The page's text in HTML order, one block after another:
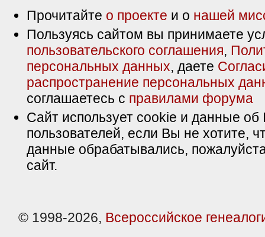
Прочитайте о проекте и о нашей
Пользуясь сайтом вы принимаете
пользовательского соглашения,
персональных данных, даете
распространение персональных
соглашаетесь с правилами форума
Сайт использует cookie и данные об
пользователей, если Вы не хотите,
данные обрабатывались,
сайт.
© 1998-2026, Всероссийское